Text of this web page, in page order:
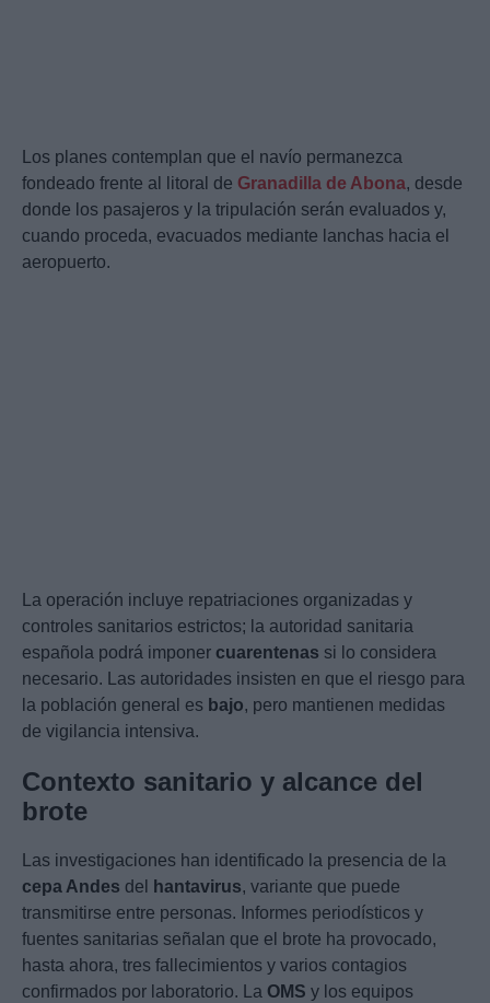
Los planes contemplan que el navío permanezca
fondeado frente al litoral de Granadilla de Abona, desde
donde los pasajeros y la tripulación serán evaluados y,
cuando proceda, evacuados mediante lanchas hacia el
aeropuerto.
La operación incluye repatriaciones organizadas y
controles sanitarios estrictos; la autoridad sanitaria
española podrá imponer cuarentenas si lo considera
necesario. Las autoridades insisten en que el riesgo para
la población general es bajo, pero mantienen medidas
de vigilancia intensiva.
Contexto sanitario y alcance del
brote
Las investigaciones han identificado la presencia de la
cepa Andes del hantavirus, variante que puede
transmitirse entre personas. Informes periodísticos y
fuentes sanitarias señalan que el brote ha provocado,
hasta ahora, tres fallecimientos y varios contagios
confirmados por laboratorio. La OMS y los equipos